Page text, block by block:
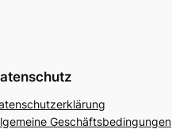
Geschäftsbedingungen